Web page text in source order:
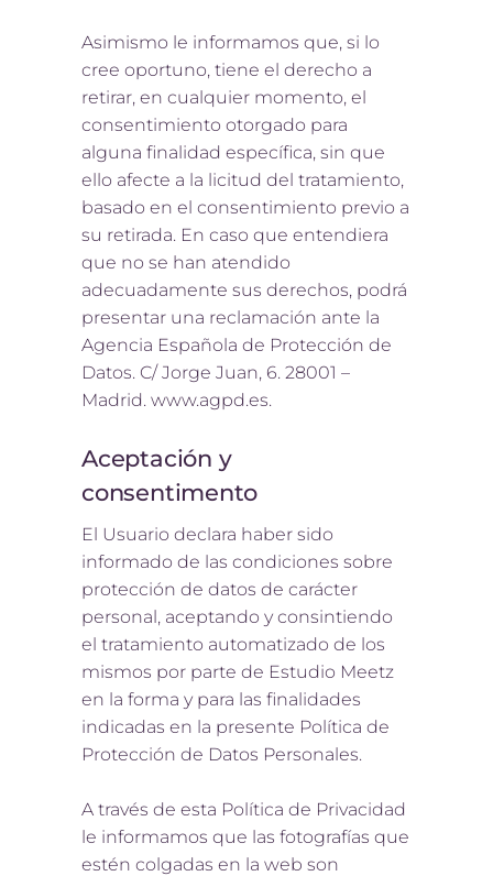
Asimismo le informamos que, si lo
cree oportuno, tiene el derecho a
retirar, en cualquier momento, el
consentimiento otorgado para
alguna finalidad específica, sin que
ello afecte a la licitud del tratamiento,
basado en el consentimiento previo a
su retirada. En caso que entendiera
que no se han atendido
adecuadamente sus derechos, podrá
presentar una reclamación ante la
Agencia Española de Protección de
Datos. C/ Jorge Juan, 6. 28001 –
Madrid. www.agpd.es.
Aceptación y
consentimento
El Usuario declara haber sido
informado de las condiciones sobre
protección de datos de carácter
personal, aceptando y consintiendo
el tratamiento automatizado de los
mismos por parte de Estudio Meetz
en la forma y para las finalidades
indicadas en la presente Política de
Protección de Datos Personales.
A través de esta Política de Privacidad
le informamos que las fotografías que
estén colgadas en la web son